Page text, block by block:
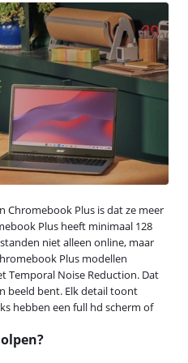
Chromebook Plus is dat ze meer
Plus heeft minimaal 128
niet alleen online, maar
Plus modellen
Temporal Noise Reduction. Dat
beeld bent. Elk detail toont
hebben een full hd scherm of